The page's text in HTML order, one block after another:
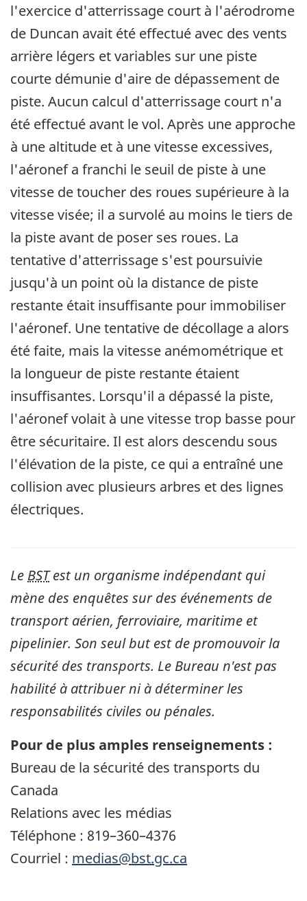
l'exercice d'atterrissage court à l'aérodrome
de Duncan avait été effectué avec des vents
arrière légers et variables sur une piste
courte démunie d'aire de dépassement de
piste. Aucun calcul d'atterrissage court n'a
été effectué avant le vol. Après une approche
à une altitude et à une vitesse excessives,
l'aéronef a franchi le seuil de piste à une
vitesse de toucher des roues supérieure à la
vitesse visée; il a survolé au moins le tiers de
la piste avant de poser ses roues. La
tentative d'atterrissage s'est poursuivie
jusqu'à un point où la distance de piste
restante était insuffisante pour immobiliser
l'aéronef. Une tentative de décollage a alors
été faite, mais la vitesse anémométrique et
la longueur de piste restante étaient
insuffisantes. Lorsqu'il a dépassé la piste,
l'aéronef volait à une vitesse trop basse pour
être sécuritaire. Il est alors descendu sous
l'élévation de la piste, ce qui a entraîné une
collision avec plusieurs arbres et des lignes
électriques.
Le BSTest un organisme indépendant qui
mène des enquêtes sur des événements de
transport aérien, ferroviaire, maritime et
pipelinier. Son seul but est de promouvoir la
sécurité des transports. Le Bureau n'est pas
habilité à attribuer ni à déterminer les
responsabilités civiles ou pénales.
Pour de plus amples renseignements :
Bureau de la sécurité des transports du
Canada
Relations avec les médias
Téléphone : 819–360–4376
Courriel : medias@bst.gc.ca